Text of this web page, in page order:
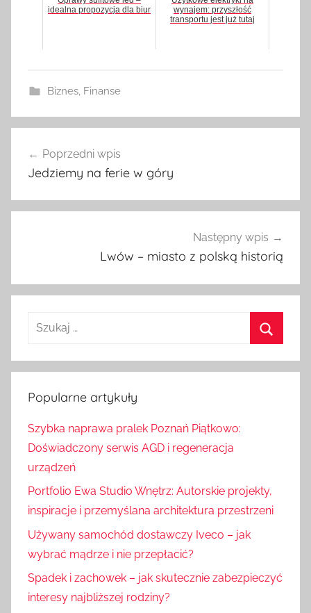
idealna propozycja dla biur
wynajem: przyszłość
transportu jest już tutaj
Biznes, Finanse
Nawigacja
wpisu
Poprzedni wpis
Jedziemy na ferie w góry
Następny wpis
Lwów – miasto z polską historią
u
a
z
Popularne artykuły
Szybka naprawa pralek Poznań Piątkowo:
Doświadczony serwis AGD i regeneracja
urządzeń
Portfolio Ewa Studio Wnętrz: Autorskie projekty,
inspiracje i przemyślana architektura przestrzeni
Używany samochód dostawczy Iveco – jak
wybrać mądrze i nie przepłacić?
Spadek i zachowek – jak skutecznie zabezpieczyć
interesy najbliższej rodziny?